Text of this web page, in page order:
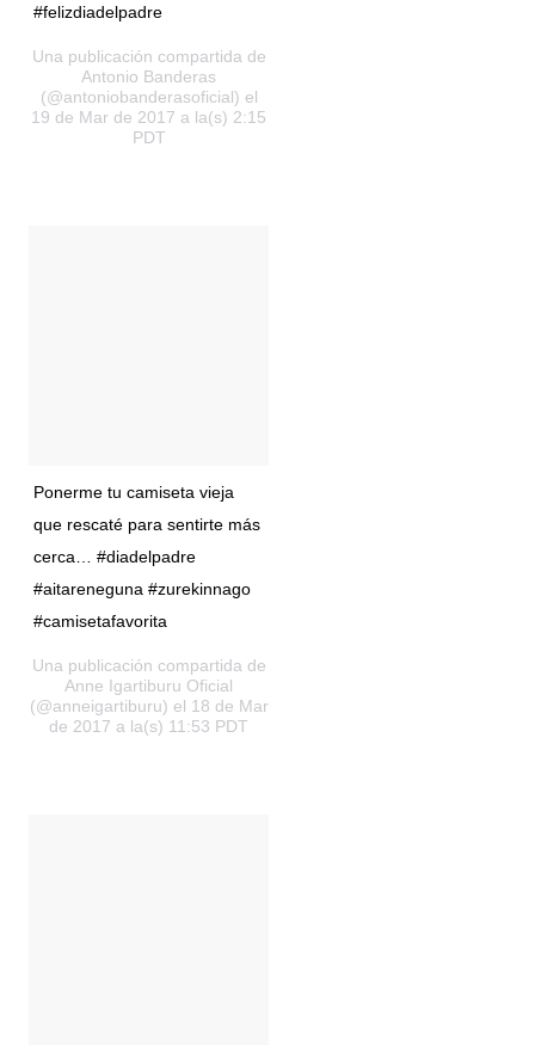
#felizdiadelpadre
Una publicación compartida de
Antonio Banderas
(@antoniobanderasoficial) el
19 de Mar de 2017 a la(s) 2:15
PDT
Ponerme tu camiseta vieja
que rescaté para sentirte más
cerca… #diadelpadre
#aitareneguna #zurekinnago
#camisetafavorita
Una publicación compartida de
Anne Igartiburu Oficial
(@anneigartiburu) el 18 de Mar
de 2017 a la(s) 11:53 PDT